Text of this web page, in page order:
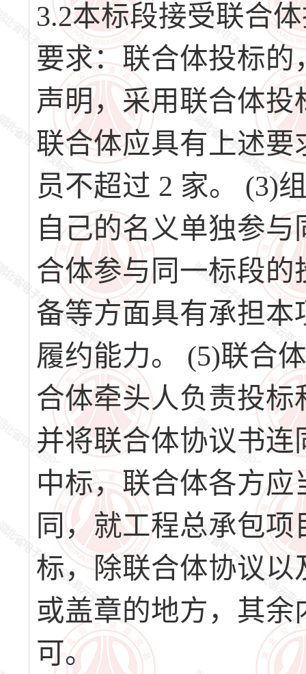
3.2本标段接受联合
要求：联合体投标
声明，采用联合体
联合体应具有上述
员不超过 2 家。 (3)
自己的名义单独参
合体参与同一标段
备等方面具有承担
履约能力。 (5)联合
合体牵头人负责投
并将联合体协议书
中标，联合体各方
同，就工程总承包
标，除联合体协议
或盖章的地方，其
可。